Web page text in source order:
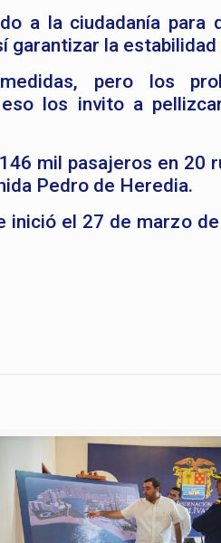
a la ciudadanía
la
pero los
los invito a
mil pasajeros en 20
Pedro de Heredia.
inició el 27 de marzo